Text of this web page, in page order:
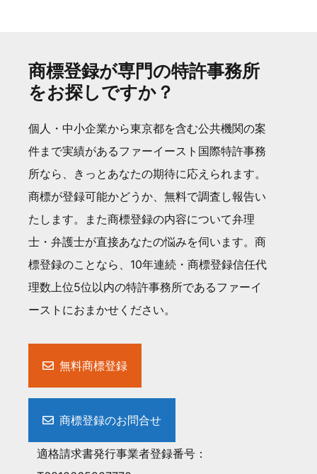
商標登録が専門の特許事務所
をお探しですか？
個人・中小企業から東京都を含む公共機関の案
件まで実績があるファーイースト国際特許事務
所なら、きっとあなたの期待に応えられます。
商標が登録可能かどうか、無料で調査し報告い
たします。また商標登録の内容について弁理
士・弁護士が直接あなたの悩みを伺います。商
標登録のことなら、10年連続・商標登録信任代
理数上位5位以内の特許事務所であるファーイ
ーストにおまかせください。
無料商標登録
商標登録のお問合せ
適格請求書発行事業者登録番号：